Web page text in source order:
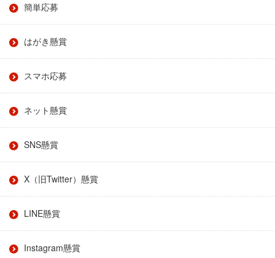
簡単応募
はがき懸賞
スマホ応募
ネット懸賞
SNS懸賞
X（旧Twitter）懸賞
LINE懸賞
Instagram懸賞